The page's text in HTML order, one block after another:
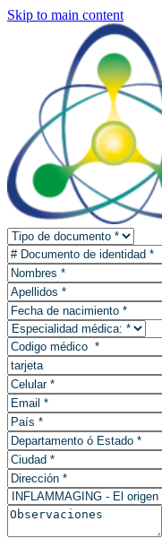
Skip to main content